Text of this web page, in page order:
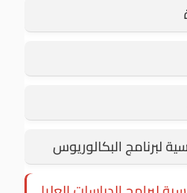
لبرنامج البكالوريوس